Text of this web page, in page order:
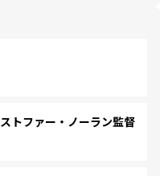
トファー・ノーラン監督